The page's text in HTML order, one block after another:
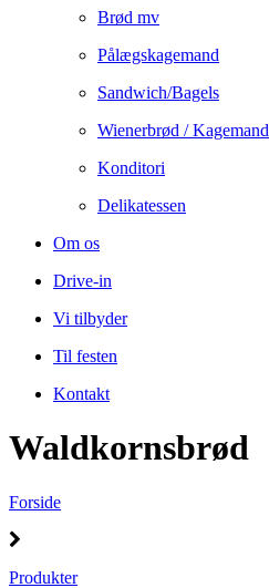
Brød mv
Pålægskagemand
Sandwich/Bagels
Wienerbrød / Kagemand
Konditori
Delikatessen
Om os
Drive-in
Vi tilbyder
Til festen
Kontakt
Waldkornsbrød
Forside
Produkter